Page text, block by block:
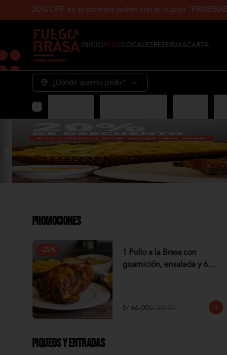
20% OFF en tu primera orden con el cupón
INICIO PEDIRLOCALES RESERVASCARTA
¿Dónde quieres pedir?
Promociones
-25%
1 Pollo a la Brasa con
guarnición, ensalada y 6
S/ 66.00S/ 88.00
Piqueos y Entradas